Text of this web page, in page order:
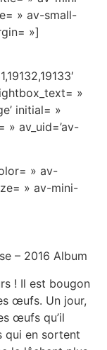
» av-small-
»]
»
initial= »
» av_uid=’av-
» av-
» av-mini-
– 2016 Album
! Il est bougon
œufs. Un jour,
œufs qu’il
qui en sortent